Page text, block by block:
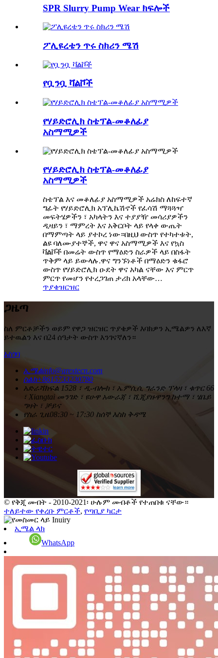
SPR Slurry Pump Wear ክፍሎች
ፖሊዩረቴን ጥሩ ስክሪን ሜሽ
የቧንቧ ቫልቮች
የሃይድሮሊክ ስቴፕል-መቆለፊያ
አስማሚዎች
የሃይድሮሊክ ስቴፕል-መቆለፊያ
አስማሚዎች
ስቴፕል እና መቆለፊያ አስማሚዎች አሬክስ ለከፍተኛ
ግፊት የሃይድሮሊክ አፕሊኬሽኖች የፈሳሽ ማጓጓዣ
መፍትሄዎችን ፣ አካላትን እና ተያያዥ መሳሪያዎችን
ዲዛይን ፣ ማምረት እና አቅርቦት ላይ የላቀ ውጤት
በማምጣት ላይ ያተኮረ ነው።በዚህ ውስጥ የተካተቱት,
ልዩ ባለሙያተኞች, ዋና ዋና አስማሚዎች እና የኳስ
ቫልቮች በመሬት ውስጥ የማዕድን ስራዎች ላይ በስፋት
ጥቅም ላይ ይውላሉ.ዋና ግንኙነቶች በማዕድን ቁፋሮ
ውስጥ የሃይድሮሊክ ዑደት ዋና አካል ናቸው እና ምርጥ
ምርጥ የመሆን የተረጋገጠ ታሪክ አላቸው…
ጥያቄዝርዝር
ጋዜጣ
ስለ ምርቶቻችን ወይም የዋጋ ዝርዝር ጥያቄዎች እባክዎን ኢሜልዎን ለእኛ
ይተዉልን እና በ24 ሰዓታት ውስጥ እንገናኛለን።
አስገባ
ኢሜልinfo@arextecn.com
ስልክ+8615733230780
አድራሻክፍል 1528 ፣ ዲ-ብሎክ ፣ ኤምሲሲ ግራንድ ፕላዛ ፣ ቁጥር 66
፣ Xiangtai መንገድ ፣ ዩሁዋ አውራጃ ፣ ሺጂያዙዋንግ ከተማ ፣ ሄቤይ
ግዛት ፣ ቻይና
የስራ ጊዜ08:30 ~ 17:30 ከሰኞ እስከ ቅዳሜ
© የቅጂ መብት - 2010-2021፡ ሁሉም መብቶች የተጠበቁ ናቸው።
ተለይተው የቀረቡ ምርቶች, የጣቢያ ካርታ
ኢሜል ላክ
WhatsApp